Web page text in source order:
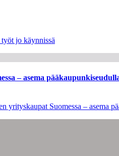
jo käynnissä
– asema
yrityskaupat Suomessa – asema